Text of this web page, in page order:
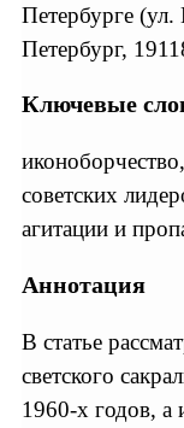
Петербурге (ул.
Петербург,
Ключевые
советских
агитации и
Аннотация
В статье
светского
1960-х годов, а